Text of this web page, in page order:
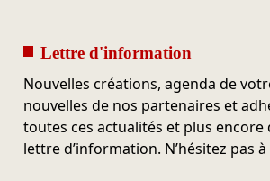
Lettre d'information
Nouvelles créations, agenda de
nouvelles de nos partenaires et
toutes ces actualités et plus encore
lettre d’information. N’hésitez pas